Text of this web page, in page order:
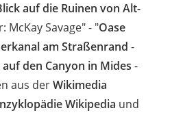
auf die Ruinen von Alt-
McKay Savage" - "Oase
am Straßenrand -
auf den Canyon in Mides -
aus derWikimedia
Wikipedia und